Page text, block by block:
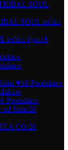
SOUL tečúci
tečúci dym16
♥18 Produktov
Produktov
od Siriie20
CO.28